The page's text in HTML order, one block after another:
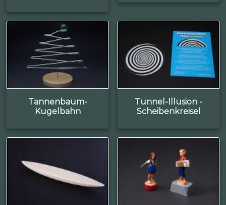
Tannenbaum-
Kugelbahn
Tunnel-Illusion -
Scheibenkreisel